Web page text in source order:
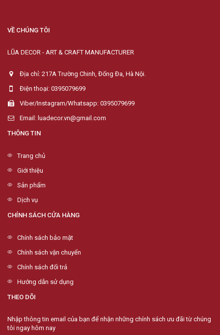
VỀ CHÚNG TÔI
LŨA DECOR - ART & CRAFT MANUFACTURER
Địa chỉ: 217A Trường Chinh, Đống Đa, Hà Nội.
Điện thoại: 0395079699
Viber/Instagram/Whatsapp: 0395079699
Email: luadecor.vn@gmail.com
THÔNG TIN
Trang chủ
Giới thiệu
Sản phẩm
Dịch vụ
CHÍNH SÁCH CỬA HÀNG
Chính sách bảo mật
Chính sách vận chuyển
Chính sách đổi trả
Hướng dẫn sử dụng
THEO DÕI
Nhập thông tin email của bạn để nhận những chính sách ưu đãi từ chúng
tôi ngay hôm nay